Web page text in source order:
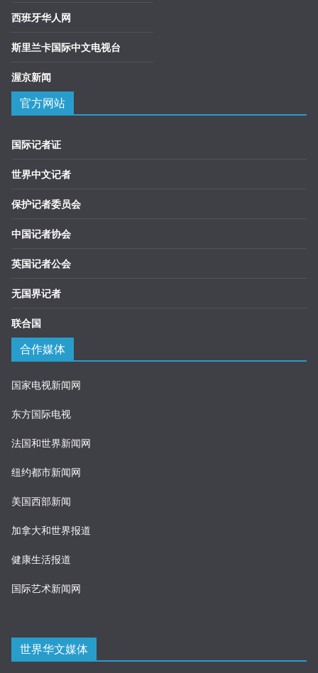
西班牙华人网
斯里兰卡国际中文电视台
渥京新闻
官方网站
国际记者证
世界中文记者
保护记者委员会
中国记者协会
英国记者公会
无国界记者
联合国
合作媒体
国家电视新闻网
东方国际电视
法国和世界新闻网
纽约都市新闻网
美国西部新闻
加拿大和世界报道
健康生活报道
国际艺术新闻网
世界华文媒体